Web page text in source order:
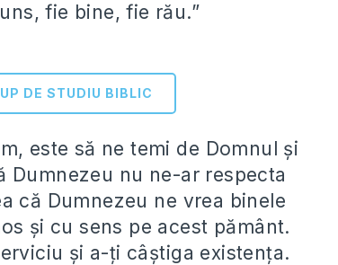
fie bine, fie rău.”
DE STUDIU BIBLIC
este să ne temi de Domnul și
Dumnezeu nu ne-ar respecta
că Dumnezeu ne vrea binele
și cu sens pe acest pământ.
și a-ți câștiga existența.